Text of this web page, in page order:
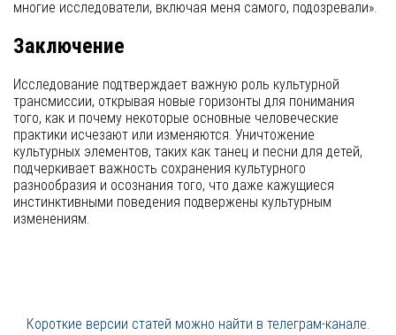
многие исследователи, включая меня самого, подозревали».
Заключение
Исследование подтверждает важную роль культурной
трансмиссии, открывая новые горизонты для понимания
того, как и почему некоторые основные человеческие
практики исчезают или изменяются. Уничтожение
культурных элементов, таких как танец и песни для детей,
подчеркивает важность сохранения культурного
разнообразия и осознания того, что даже кажущиеся
инстинктивными поведения подвержены культурным
изменениям.
Короткие версии статей можно найти в телеграм-канале.